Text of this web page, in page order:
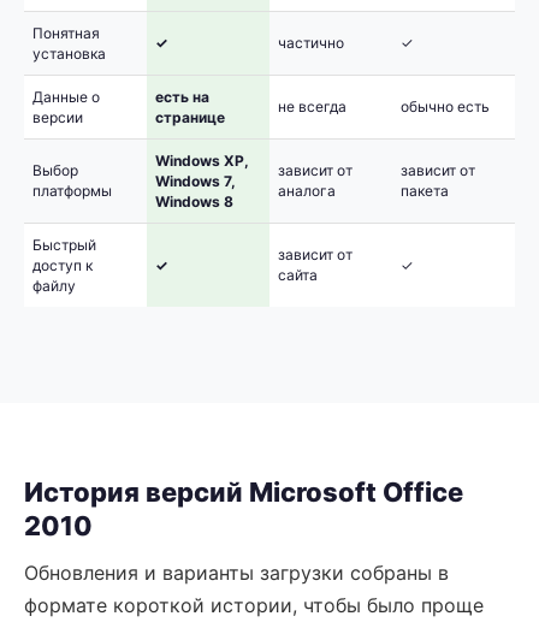
Понятная
установка
✓ частично ✓
Данные о
версии
есть на
странице
не всегда обычно есть
Выбор
платформы
Windows XP,
Windows 7,
Windows 8
зависит от
аналога
зависит от
пакета
Быстрый
доступ к
файлу
✓
зависит от
сайта
✓
История версий Microsoft Office
2010
Обновления и варианты загрузки собраны в
формате короткой истории, чтобы было проще